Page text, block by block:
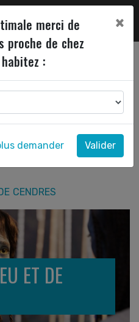
CENDRES
ET DE
merci de
proche de chez
:
×
demander Valider